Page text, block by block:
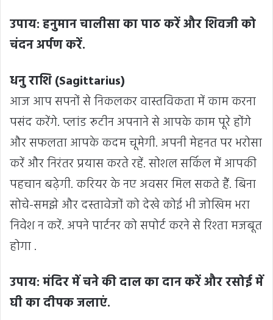
उपाय: हनुमान चालीसा का पाठ करें और शिवजी को
चंदन अर्पण करें.
धनु राशि (Sagittarius)
आज आप सपनों से निकलकर वास्तविकता में काम करना
पसंद करेंगे. प्लांड रूटीन अपनाने से आपके काम पूरे होंगे
और सफलता आपके कदम चूमेगी. अपनी मेहनत पर भरोसा
करें और निरंतर प्रयास करते रहें. सोशल सर्किल में आपकी
पहचान बढ़ेगी. करियर के नए अवसर मिल सकते हैं. बिना
सोचे-समझे और दस्तावेजों को देखे कोई भी जोखिम भरा
निवेश न करें. अपने पार्टनर को सपोर्ट करने से रिश्ता मजबूत
होगा .
उपाय: मंदिर में चने की दाल का दान करें और रसोई में
घी का दीपक जलाएं.